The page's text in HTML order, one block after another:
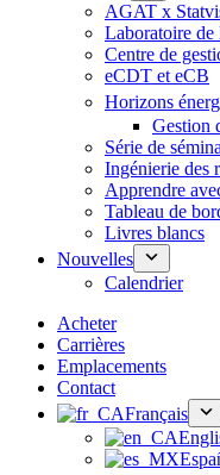
AGAT x
Laboratoire
Centre de
eCDT et eCB
Horizons
Gestion
Série de
Ingénierie des
Apprendre
Tableau de
Livres blancs
Nouvelles
Calendrier
Acheter
Carrières
Emplacements
Contact
Français